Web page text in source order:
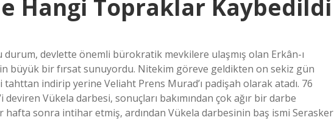
Hangi Topraklar Kaybedildi
durum, devlette önemli bürokratik mevkilere ulaşmış olan Erkân-ı
büyük bir fırsat sunuyordu. Nitekim göreve geldikten on sekiz gün
indirip yerine Veliaht Prens Murad’ı padişah olarak atadı. 76
deviren Vükela darbesi, sonuçları bakımından çok ağır bir darbe
sonra intihar etmiş, ardından Vükela darbesinin baş ismi Serasker